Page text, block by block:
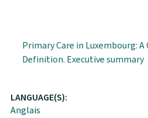
Primary Care in Luxembourg: A
Definition. Executive summary
LANGUAGE(S):
Anglais